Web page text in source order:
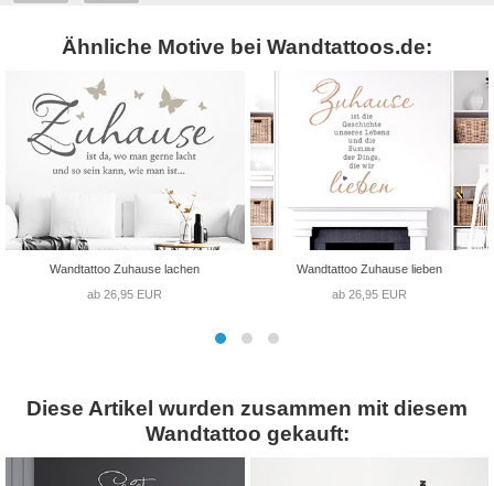
Ähnliche Motive bei Wandtattoos.de:
Wandtattoo Zuhause lachen
ab 26,95 EUR
Wandtattoo Zuhause lieben
ab 26,95 EUR
Diese Artikel wurden zusammen mit diesem
Wandtattoo gekauft: